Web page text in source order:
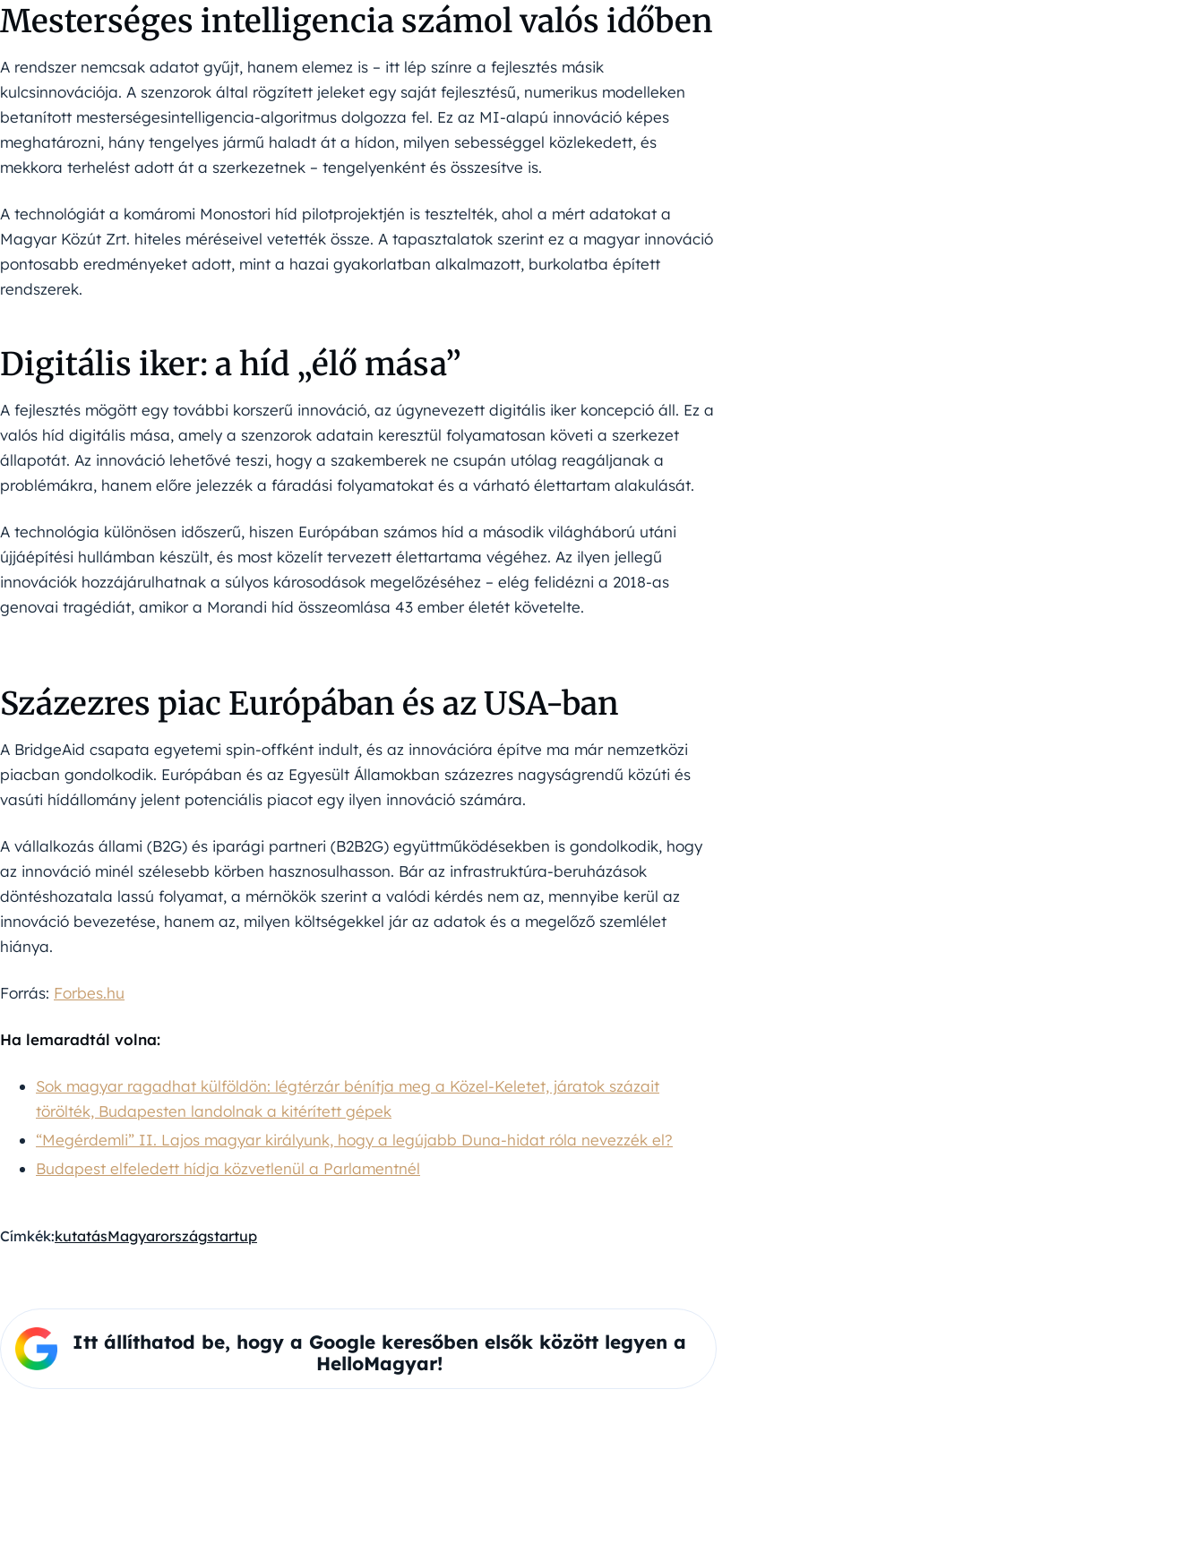
Mesterséges intelligencia számol valós időben
A rendszer nemcsak adatot gyűjt, hanem elemez is – itt lép színre a fejlesztés másik
kulcsinnovációja. A szenzorok által rögzített jeleket egy saját fejlesztésű, numerikus modelleken
betanított mesterségesintelligencia-algoritmus dolgozza fel. Ez az MI-alapú innováció képes
meghatározni, hány tengelyes jármű haladt át a hídon, milyen sebességgel közlekedett, és
mekkora terhelést adott át a szerkezetnek – tengelyenként és összesítve is.
A technológiát a komáromi Monostori híd pilotprojektjén is tesztelték, ahol a mért adatokat a
Magyar Közút Zrt. hiteles méréseivel vetették össze. A tapasztalatok szerint ez a magyar innováció
pontosabb eredményeket adott, mint a hazai gyakorlatban alkalmazott, burkolatba épített
rendszerek.
Digitális iker: a híd „élő mása”
A fejlesztés mögött egy további korszerű innováció, az úgynevezett digitális iker koncepció áll. Ez a
valós híd digitális mása, amely a szenzorok adatain keresztül folyamatosan követi a szerkezet
állapotát. Az innováció lehetővé teszi, hogy a szakemberek ne csupán utólag reagáljanak a
problémákra, hanem előre jelezzék a fáradási folyamatokat és a várható élettartam alakulását.
A technológia különösen időszerű, hiszen Európában számos híd a második világháború utáni
újjáépítési hullámban készült, és most közelít tervezett élettartama végéhez. Az ilyen jellegű
innovációk hozzájárulhatnak a súlyos károsodások megelőzéséhez – elég felidézni a 2018-as
genovai tragédiát, amikor a Morandi híd összeomlása 43 ember életét követelte.
Százezres piac Európában és az USA-ban
A BridgeAid csapata egyetemi spin-offként indult, és az innovációra építve ma már nemzetközi
piacban gondolkodik. Európában és az Egyesült Államokban százezres nagyságrendű közúti és
vasúti hídállomány jelent potenciális piacot egy ilyen innováció számára.
A vállalkozás állami (B2G) és iparági partneri (B2B2G) együttműködésekben is gondolkodik, hogy
az innováció minél szélesebb körben hasznosulhasson. Bár az infrastruktúra-beruházások
döntéshozatala lassú folyamat, a mérnökök szerint a valódi kérdés nem az, mennyibe kerül az
innováció bevezetése, hanem az, milyen költségekkel jár az adatok és a megelőző szemlélet
hiánya.
Forrás: Forbes.hu
Ha lemaradtál volna:
Sok magyar ragadhat külföldön: légtérzár bénítja meg a Közel-Keletet, járatok százait
törölték, Budapesten landolnak a kitérített gépek
“Megérdemli” II. Lajos magyar királyunk, hogy a legújabb Duna-hidat róla nevezzék el?
Budapest elfeledett hídja közvetlenül a Parlamentnél
Címkék:kutatásMagyarországstartup
Itt állíthatod be, hogy a Google keresőben elsők között legyen a
HelloMagyar!